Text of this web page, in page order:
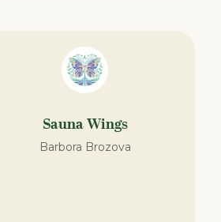
Sauna Wings
Barbora Brozova